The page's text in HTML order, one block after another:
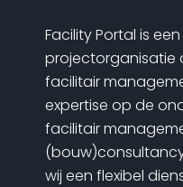
Facility Portal is
projectorganisatie
facilitair
expertise op de
facilitair
wij een flexibel